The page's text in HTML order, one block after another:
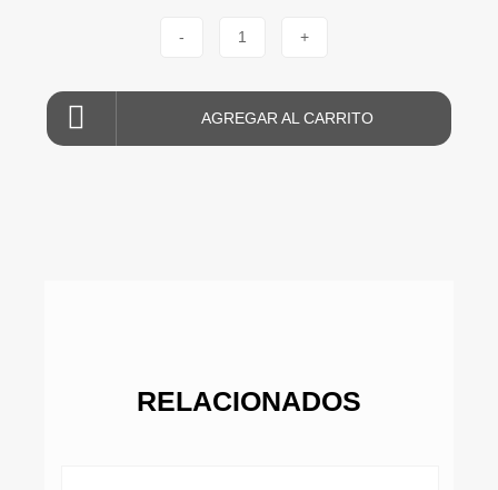
- 1 +
AGREGAR AL CARRITO
RELACIONADOS